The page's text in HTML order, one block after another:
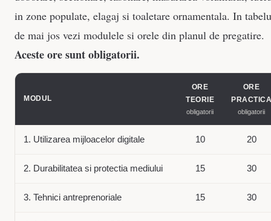
in zone populate, elagaj si toaletare ornamentala. In
de mai jos vezi modulele si orele din planul de pregatire.
Aceste ore sunt obligatorii.
MODUL
ORE
TEORIE
obligatorii
ORE
PRACTICA
obligatorii
1. Utilizarea mijloacelor digitale 10 20
2. Durabilitatea si protectia mediului 15 30
3. Tehnici antreprenoriale 15 30